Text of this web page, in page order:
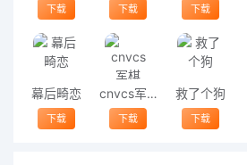
下载 下载 下载
幕后畸恋
下载
cnvcs军棋
下载
救了个狗
下载